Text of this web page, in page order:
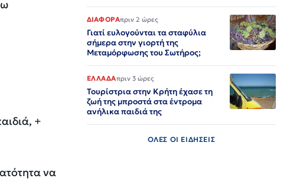
+
να
ΔΙΑΦΟΡΑπριν 2 ώρες
Γιατί ευλογούνται τα σταφύλια
σήμερα στην γιορτή της
Μεταμόρφωσης του Σωτήρος;
ΕΛΛΑΔΑπριν 3 ώρες
Τουρίστρια στην Κρήτη έχασε τη
ζωή της μπροστά στα έντρομα
ανήλικα παιδιά της
ΟΛΕΣ ΟΙ ΕΙΔΗΣΕΙΣ